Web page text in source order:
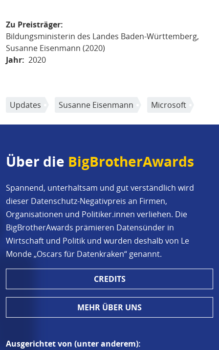
Zu Preisträger
Bildungsministerin des Landes Baden-Württemberg,
Susanne Eisenmann (2020)
Jahr 2020
Updates Susanne Eisenmann Microsoft
Über die BigBrotherAwards
Spannend, unterhaltsam und gut verständlich wird
dieser Datenschutz-Negativpreis an Firmen,
Organisationen und Politiker.innen verliehen. Die
BigBrotherAwards prämieren Datensünder in
Wirtschaft und Politik und wurden deshalb von Le
Monde „Oscars für Datenkraken“ genannt.
CREDITS
MEHR ÜBER UNS
Ausgerichtet von (unter anderem):